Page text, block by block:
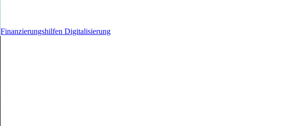
Finanzierungshilfen Digitalisierung